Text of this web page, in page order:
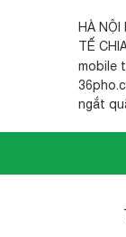
HÀ NỘI
TẾ
mobile
ngắt